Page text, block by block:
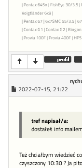
| Pentax 645n | FishEye 30/3.5
Voigtländer 6x9 |
| Pentax 67 | 6x7SMC 55/3.5 |
| Contax G1 | Contax G2 |
| Provia 100F | Provia 400F |
2022-07-15, 21:22
tref napisał/a:
dostałeś info
Też chciałbym wiedzieć
czyszczony 10:30 ? Ja